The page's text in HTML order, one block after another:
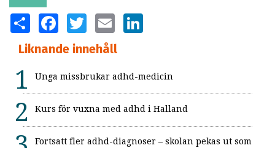
SHARE FACEBOOKTWITTER EMAIL
Liknande innehåll
Unga missbrukar adhd-medicin
Kurs för vuxna med adhd i Halland
Fortsatt fler adhd-diagnoser – skolan pekas ut som